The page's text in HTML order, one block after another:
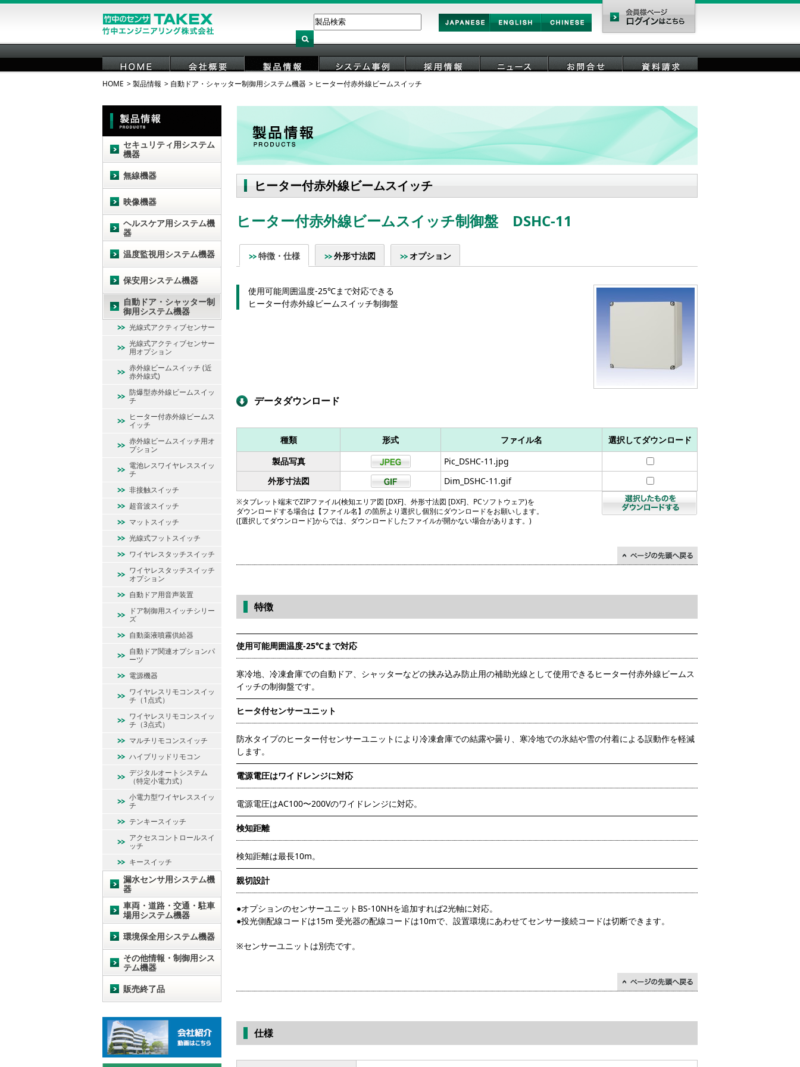
Japan English Chinese
会員様ページ
HOME 会社概要 製品情報 システム事例
HOME 製品情報 自動ドア・シャッター制御用システム機器 ヒーター付赤外線ビームスイッチ
ヒーター付赤外線ビームスイッチ
ヒーター付赤外線ビームスイッチ制御盤 DSHC-11
特徴・仕様 外形寸法図 オプション
使用可能周囲温度-25℃まで対応できる
ヒーター付赤外線ビームスイッチ制御盤
データダウンロード
種類 形式 ファイル名
選択してダウンロード
製品写真
Pic_DSHC-11.jpg
外形寸法図
Dim_DSHC-11.gif
※タブレット端末でZIPファイル(検知エリア図 [DXF]、外形寸法図 [DXF]、PCソフトウェア)を
ダウンロードする場合は【ファイル名】の箇所より選択し個別にダウンロードをお願いします。
([選択してダウンロード]からでは、ダウンロードしたファイルが開かない場合があります。)
特徴
使用可能周囲温度-25℃まで対応
寒冷地、冷凍倉庫での自動ドア、シャッターなどの挟み込み防止用の補助光線として使用できるヒーター付赤外線ビームス
イッチの制御盤です。
ヒータ付センサーユニット
防水タイプのヒーター付センサーユニットにより冷凍倉庫での結露や曇り、寒冷地での氷結や雪の付着による誤動作を軽減
します。
電源電圧はワイドレンジに対応
電源電圧はAC100〜200Vのワイドレンジに対応。
検知距離
検知距離は最長10m。
親切設計
●オプションのセンサーユニットBS-10NHを追加すれば2光軸に対応。
●投光側配線コードは15m 受光器の配線コードは10mで、設置環境にあわせてセンサー接続コードは切断できます。
※センサーユニットは別売です。
仕様
セキュリティ用システム
機器
無線機器
映像機器
ヘルスケア用システム機
器
温度監視用システム機器
保安用システム機器
自動ドア・シャッター制
御用システム機器
光線式アクティブセンサー
光線式アクティブセンサー
用オプション
赤外線ビームスイッチ (近
赤外線式)
防爆型赤外線ビームスイッ
チ
ヒーター付赤外線ビームス
イッチ
赤外線ビームスイッチ用オ
プション
電池レスワイヤレススイッ
チ
非接触スイッチ
超音波スイッチ
マットスイッチ
光線式フットスイッチ
ワイヤレスタッチスイッチ
ワイヤレスタッチスイッチ
オプション
自動ドア用音声装置
ドア制御用スイッチシリー
ズ
自動薬液噴霧供給器
自動ドア関連オプションパ
ーツ
電源機器
ワイヤレスリモコンスイッ
チ（1点式）
ワイヤレスリモコンスイッ
チ（3点式）
マルチリモコンスイッチ
ハイブリッドリモコン
デジタルオートシステム
（特定小電力式）
小電力型ワイヤレススイッ
チ
テンキースイッチ
アクセスコントロールスイ
ッチ
キースイッチ
漏水センサ用システム機
器
車両・道路・交通・駐車
場用システム機器
環境保全用システム機器
その他情報・制御用シス
テム機器
販売終了品